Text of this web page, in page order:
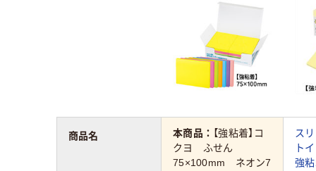
本商品： 【強粘着】コ
クヨ ふせん
75×100mm ネオン7
ス
ト
強粘
商品名